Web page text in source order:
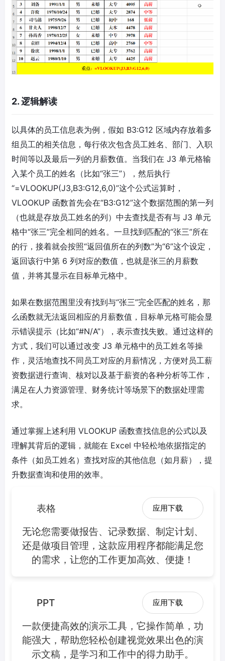
2. 逻辑解读
以具体的员工信息表为例，假如 B3:G12 区域内存放着多
组员工的相关信息，每行依次包含员工姓名、部门、入职
时间等以及最后一列的月薪数值。当我们在 J3 单元格输
入某个员工的姓名（比如“张三”），然后执行
“=VLOOKUP(J3,B3:G12,6,0)”这个公式运算时，
VLOOKUP 函数首先会在“B3:G12”这个数据范围的第一列
（也就是存放员工姓名的列）中去查找是否有与 J3 单元
格中“张三”完全相同的姓名。一旦找到匹配的“张三”所在
的行，接着就会按照“返回值所在的列数”为“6”这个设定，
返回该行中第 6 列对应的数值，也就是张三的月薪数
值，并将其显示在目标单元格中。
如果在数据范围里没有找到与“张三”完全匹配的姓名，那
么函数就无法返回相应的月薪数值，目标单元格可能会显
示错误提示（比如“#N/A”），表示查找失败。通过这样的
方式，我们可以通过改变 J3 单元格中的员工姓名等操
作，灵活地查找不同员工对应的月薪情况，方便对员工薪
资数据进行查询、核对以及基于薪资的各种分析等工作，
满足在人力资源管理、财务统计等场景下的数据处理需
求。
通过掌握上述利用 VLOOKUP 函数查找信息的公式以及
理解其背后的逻辑，就能在 Excel 中轻松地依据指定的
条件（如员工姓名）查找对应的其他信息（如月薪），提
升数据查询和使用的效率。
表格 应用下载
无论您需要做报告、记录数据、制定计划、
还是做项目管理，这款应用程序都能满足您
的需求，让您的工作更加高效、便捷！
PPT 应用下载
一款便捷高效的演示工具，它操作简单，功
能强大，帮助您轻松创建视觉效果出色的演
示文稿，是学习和工作中的得力助手。